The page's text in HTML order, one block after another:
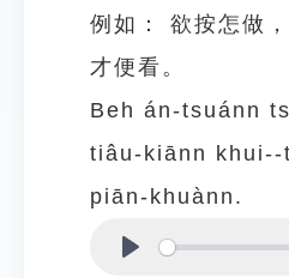
例如：
欲按怎做
才便看。
Beh án-tsuánn
tiâu-kiānn
piān-khuànn.